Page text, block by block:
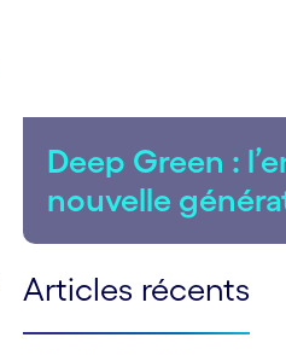
Deep Green :
nouvelle
Articles récents